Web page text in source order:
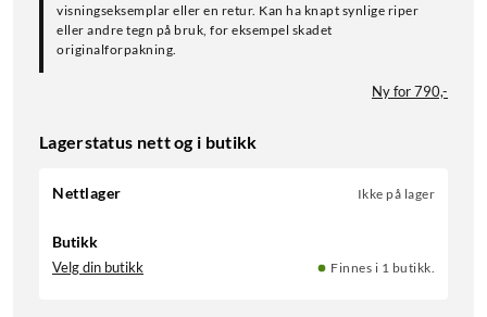
visningseksemplar eller en retur. Kan ha knapt synlige riper
eller andre tegn på bruk, for eksempel skadet
originalforpakning.
Ny for 790,-
Lagerstatus nett og i butikk
Nettlager Ikke på lager
Butikk
Velg din butikk Finnes i 1 butikk.